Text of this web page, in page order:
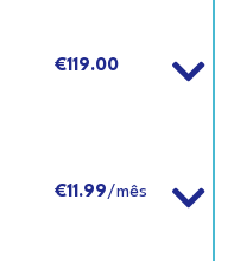
€119.00
€11.99/mês